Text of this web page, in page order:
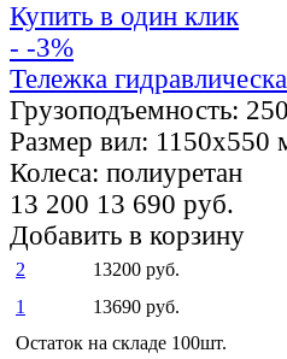
Купить в один клик
- -3%
Тележка
Грузоподъемность:
Размер вил: 1150х550
Колеса: полиуретан
13 200 13 690 руб.
Добавить в корзину
2
13200 руб.
1
13690 руб.
Остаток на складе 100шт.